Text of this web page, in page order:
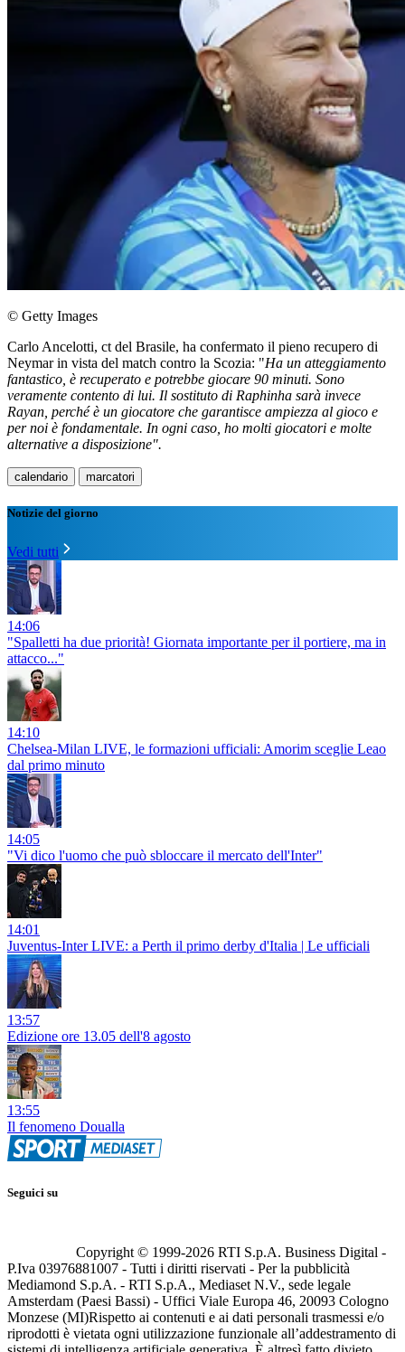
© Getty Images
Carlo Ancelotti, ct del Brasile, ha confermato il pieno recupero di
Neymar in vista del match contro la Scozia: "Ha un atteggiamento
fantastico, è recuperato e potrebbe giocare 90 minuti. Sono
veramente contento di lui. Il sostituto di Raphinha sarà invece
Rayan, perché è un giocatore che garantisce ampiezza al gioco e
per noi è fondamentale. In ogni caso, ho molti giocatori e molte
alternative a disposizione".
calendario marcatori
Notizie del giorno
Vedi tutti
14:06
"Spalletti ha due priorità! Giornata importante per il portiere, ma in
attacco..."
14:10
Chelsea-Milan LIVE, le formazioni ufficiali: Amorim sceglie Leao
dal primo minuto
14:05
"Vi dico l'uomo che può sbloccare il mercato dell'Inter"
14:01
Juventus-Inter LIVE: a Perth il primo derby d'Italia | Le ufficiali
13:57
Edizione ore 13.05 dell'8 agosto
13:55
Il fenomeno Doualla
Seguici su
Copyright © 1999-2026 RTI S.p.A. Business Digital -
P.Iva 03976881007 - Tutti i diritti riservati - Per la pubblicità
Mediamond S.p.A. - RTI S.p.A., Mediaset N.V., sede legale
Amsterdam (Paesi Bassi) - Uffici Viale Europa 46, 20093 Cologno
Monzese (MI)Rispetto ai contenuti e ai dati personali trasmessi e/o
riprodotti è vietata ogni utilizzazione funzionale all’addestramento di